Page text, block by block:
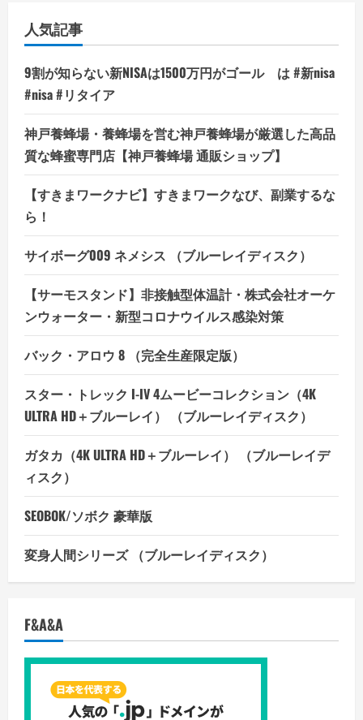
人
編]』
の
魅
力
に
迫
る！
の
詳
細
ご
覧
さ
い
人気記事
9割が知らない新NISAは1500万円がゴール は #新nisa
#nisa #リタイア
神戸養蜂場・養蜂場を営む神戸養蜂場が厳選した高品
質な蜂蜜専門店【神戸養蜂場 通販ショップ】
【すきまワークナビ】すきまワークなび、副業するな
ら！
サイボーグ009 ネメシス （ブルーレイディスク）
【サーモスタンド】非接触型体温計・株式会社オーケ
ンウォーター・新型コロナウイルス感染対策
バック・アロウ 8 （完全生産限定版）
スター・トレック I-IV 4ムービーコレクション（4K
ULTRA HD＋ブルーレイ） （ブルーレイディスク）
ガタカ（4K ULTRA HD＋ブルーレイ） （ブルーレイデ
ィスク）
SEOBOK/ソボク 豪華版
変身人間シリーズ （ブルーレイディスク）
F&A&A